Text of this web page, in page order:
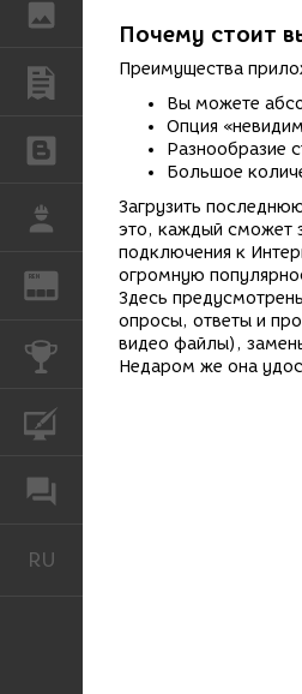
ПУБЛИКАЦИИ
РАБОТА
REN ЖУРНАЛ
КОНКУРСЫ
RU
Почему стоит
Преимущества
Вы можете
Опция
Разнообразие
Большое
Загрузить
это, каждый сможет
подключения к
огромную
Здесь
опросы, ответы и
видео файлы),
Недаром же она